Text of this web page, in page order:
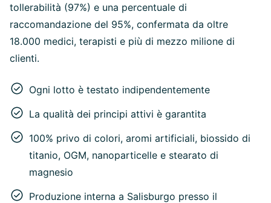
tollerabilità (97%) e una percentuale di
raccomandazione del 95%, confermata da oltre
18.000 medici, terapisti e più di mezzo milione di
clienti.
Ogni lotto è testato indipendentemente
La qualità dei principi attivi è garantita
100% privo di colori, aromi artificiali, biossido di
titanio, OGM, nanoparticelle e stearato di
magnesio
Produzione interna a Salisburgo presso il